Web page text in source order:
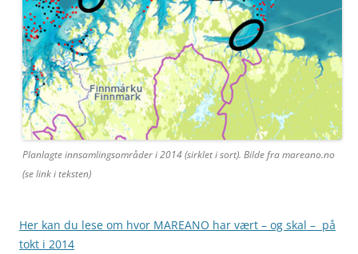
Planlagte innsamlingsområder i 2014 (sirklet i sort). Bilde fra mareano.no
(se link i teksten)
Her kan du lese om hvor MAREANO har vært – og skal – på
tokt i 2014